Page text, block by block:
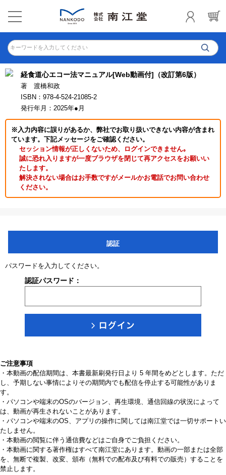
キーワードを入力してください
経食道心エコー法マニュアル[Web動画付]（改訂第6版）
著 渡橋和政
ISBN：978-4-524-21085-2
発行年月：2025年●月
※入力内容に誤りがあるか、弊社でお取り扱いできない内容が含まれ
ています。下記メッセージをご確認ください。
セッション情報が正しくないため、ログインできません｡
誠に恐れ入りますが一度ブラウザを閉じて再アクセスをお願いい
たします。
解決されない場合はお手数ですがメールかお電話でお問い合わせ
ください。
認証
パスワードを入力してください。
認証パスワード：
ご注意事項
・本動画の配信期間は、本書最新刷発行日より 5 年間をめどとします。ただ
し、予期しない事情によりその期間内でも配信を停止する可能性がありま
す。
・パソコンや端末のOSのバージョン、再生環境、通信回線の状況によって
は、動画が再生されないことがあります。
・パソコンや端末のOS、アプリの操作に関しては南江堂では一切サポートい
たしません。
・本動画の閲覧に伴う通信費などはご自身でご負担ください。
・本動画に関する著作権はすべて南江堂にあります。動画の一部または全部
を、無断で複製、改変、頒布（無料での配布及び有料での販売）することを
禁止します。